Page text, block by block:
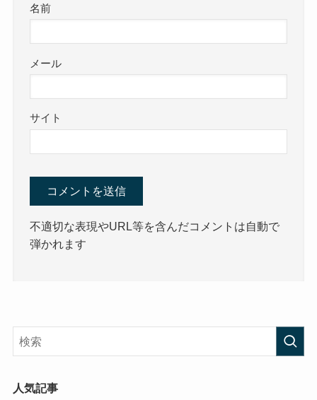
名前
メール
サイト
不適切な表現やURL等を含んだコメントは自動で
弾かれます
人気記事